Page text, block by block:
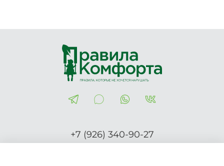
+7 (926) 340-90-27